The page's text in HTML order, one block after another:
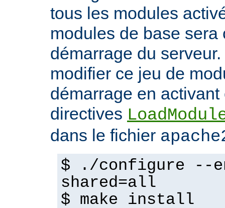
tous les modules
modules de base sera
démarrage du
modifier ce jeu de
démarrage en
directives
dans le fichier
$ ./configure --
shared=all
$ make install